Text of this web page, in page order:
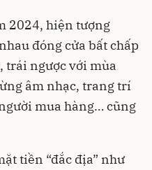
2024, hiện tượng
đóng cửa bất chấp
trái ngược với mùa
âm nhạc, trang trí
mua hàng… cũng
tiền “đắc địa” như